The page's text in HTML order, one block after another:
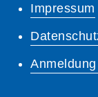
Impressum